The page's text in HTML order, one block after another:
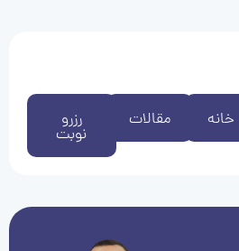
رزرو
نوبت
مقالات خانه